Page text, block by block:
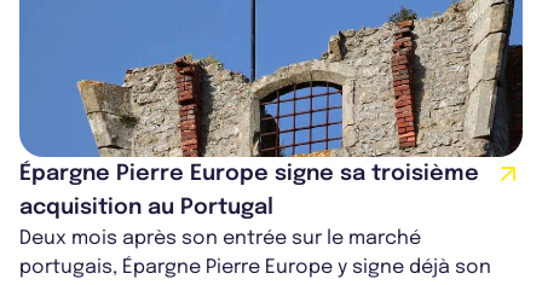
Épargne Pierre Europe signe sa troisième
acquisition au Portugal
Deux mois après son entrée sur le marché
portugais, Épargne Pierre Europe y signe déjà son